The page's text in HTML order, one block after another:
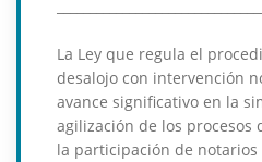
La Ley que regula el
desalojo con intervención
avance significativo en la
agilización de los procesos
la participación de notarios